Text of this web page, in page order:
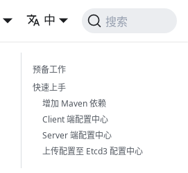
中 搜索
预备工作
快速上手
增加 Maven 依赖
Client 端配置中心
Server 端配置中心
上传配置至 Etcd3 配置中心